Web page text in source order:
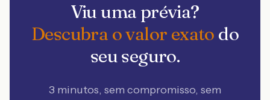
Viu uma prévia?
Descubra o valor exato do
seu seguro.
3 minutos, sem compromisso, sem